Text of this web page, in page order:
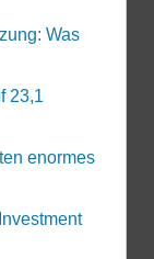
Was
23,1
enormes